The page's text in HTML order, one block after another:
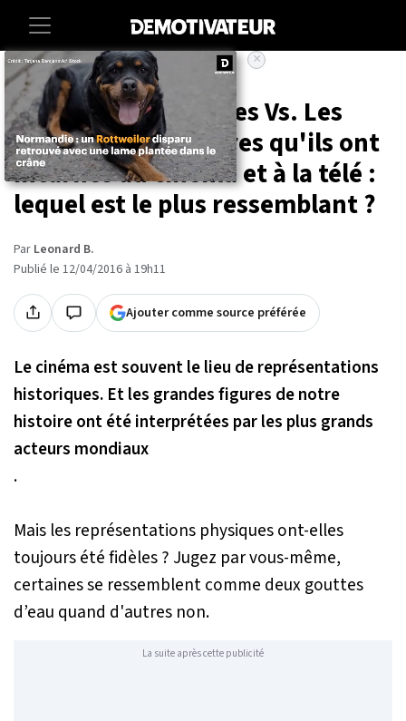
Accueil Entertainment
16 acteurs et actrices Vs. Les
personnages célèbres qu'ils ont
incarnés au cinéma et à la télé :
lequel est le plus ressemblant ?
Par Leonard B.
Publié le 12/04/2016 à 19h11
Ajouter comme source préférée
Le cinéma est souvent le lieu de représentations
historiques. Et les grandes figures de notre
histoire ont été interprétées par les plus grands
acteurs mondiaux
.
Mais les représentations physiques ont-elles
toujours été fidèles ? Jugez par vous-même,
certaines se ressemblent comme deux gouttes
d’eau quand d'autres non.
La suite après cette publicité
×